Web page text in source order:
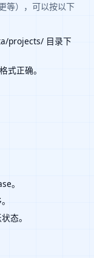
等），可以按以下
projects/ 目录下
正确。
。
态。